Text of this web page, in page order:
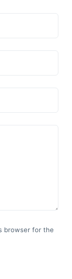
browser for the